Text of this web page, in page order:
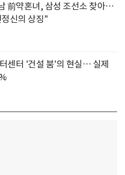
前약혼녀, 삼성 조선소 찾아…
신의 상징"
센터 '건설 붐'의 현실… 실제